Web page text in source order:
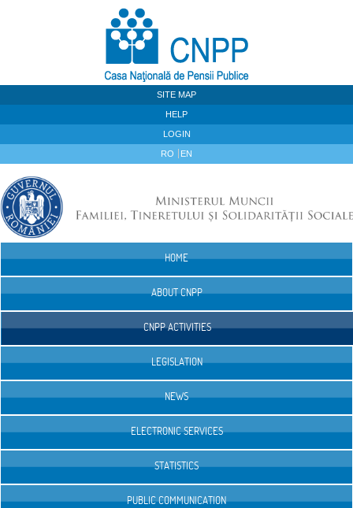
SITE MAP
HELP
LOGIN
RO EN
HOME
ABOUT CNPP
CNPP ACTIVITIES
LEGISLATION
NEWS
ELECTRONIC SERVICES
STATISTICS
PUBLIC COMMUNICATION